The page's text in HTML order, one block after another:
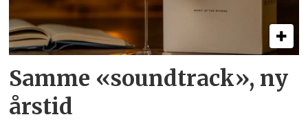
Samme «soundtrack», ny
årstid